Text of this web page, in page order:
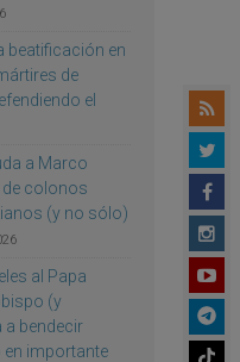
beatificación en
de
el
a Marco
de colonos
(y no sólo)
al Papa
(y
a bendecir
importante